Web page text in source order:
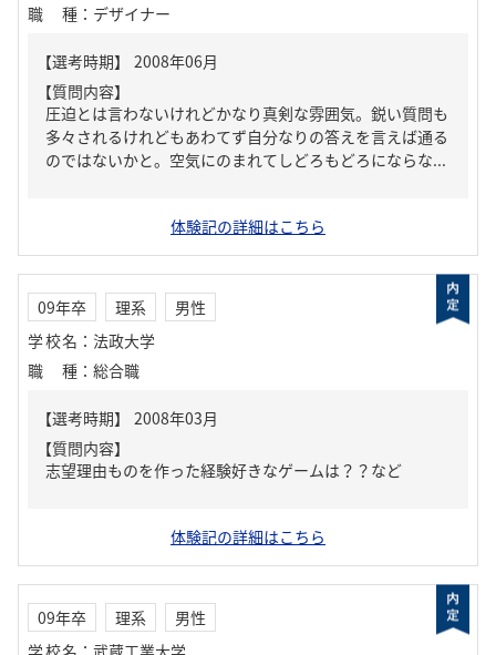
職種 ： デザイナー
【質問内容】
圧迫とは言わないけれどかなり真剣な雰囲気。鋭い質問も
多々されるけれどもあわてず自分なりの答えを言えば通る
のではないかと。空気にのまれてしどろもどろにならな...
体験記の詳細はこちら
09年卒 理系
男性
学校名 ： 法政大学
職種 ： 総合職
【質問内容】
志望理由ものを作った経験好きなゲームは？？など
体験記の詳細はこちら
09年卒 理系
男性
学校名 ： 武蔵工業大学